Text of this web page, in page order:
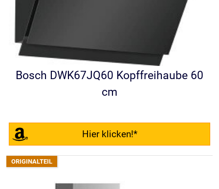
Bosch DWK67JQ60 Kopffreihaube 60
cm
Hier klicken!*